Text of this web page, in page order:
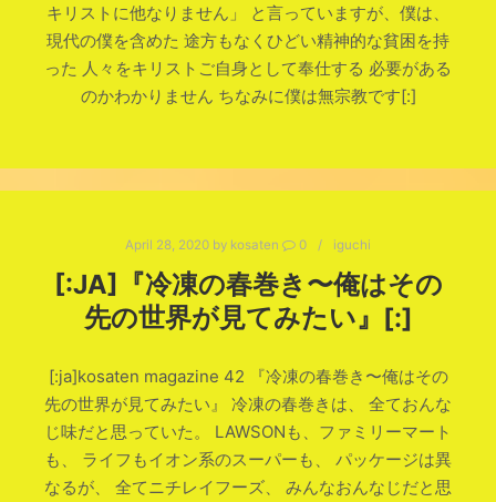
キリストに他なりません」 と言っていますが、僕は、
現代の僕を含めた 途方もなくひどい精神的な貧困を持
った 人々をキリストご自身として奉仕する 必要がある
のかわかりません ちなみに僕は無宗教です[:]
April 28, 2020 by kosaten 0 iguchi
[:JA]『冷凍の春巻き〜俺はその
先の世界が見てみたい』[:]
[:ja]kosaten magazine 42 『冷凍の春巻き〜俺はその
先の世界が見てみたい』 冷凍の春巻きは、 全ておんな
じ味だと思っていた。 LAWSONも、ファミリーマート
も、 ライフもイオン系のスーパーも、 パッケージは異
なるが、 全てニチレイフーズ、 みんなおんなじだと思